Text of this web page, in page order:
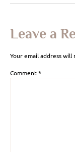
Leave a
Your email address
Comment*